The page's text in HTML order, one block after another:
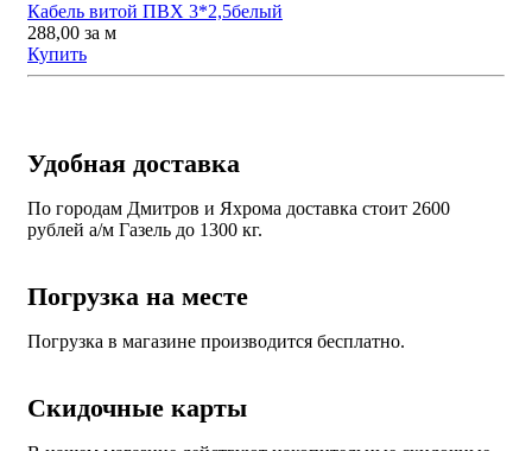
Кабель витой ПВХ 3*2,5белый
288,00 за м
Купить
Удобная доставка
По городам Дмитров и Яхрома доставка стоит 2600
рублей а/м Газель до 1300 кг.
Погрузка на месте
Погрузка в магазине производится бесплатно.
Скидочные карты